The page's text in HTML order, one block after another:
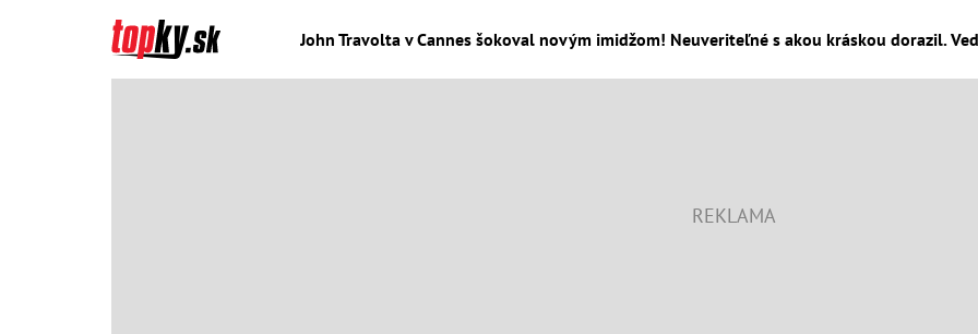
John Travolta v Cannes šokoval novým imidžom! Neuveriteľné s akou kráskou dorazil.